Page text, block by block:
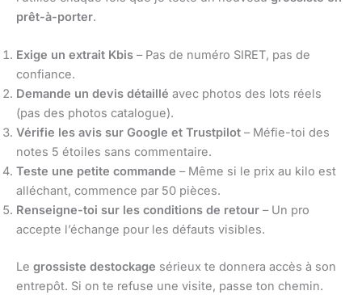
prêt-à-porter.
Exige un extrait Kbis – Pas de numéro SIRET, pas de
confiance.
Demande un devis détaillé avec photos des lots réels
(pas des photos catalogue).
Vérifie les avis sur Google et Trustpilot – Méfie-toi des
notes 5 étoiles sans commentaire.
Teste une petite commande – Même si le prix au kilo est
alléchant, commence par 50 pièces.
Renseigne-toi sur les conditions de retour – Un pro
accepte l’échange pour les défauts visibles.
Le grossiste destockage sérieux te donnera accès à son
entrepôt. Si on te refuse une visite, passe ton chemin.